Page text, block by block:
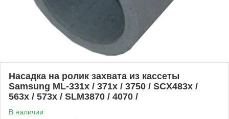
Насадка на ролик захвата из кассеты
Samsung ML-331x / 371x / 3750 / SCX483x /
563x / 573x / SLM3870 / 4070 /
В наличии